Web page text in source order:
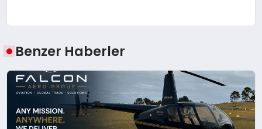
Benzer Haberler